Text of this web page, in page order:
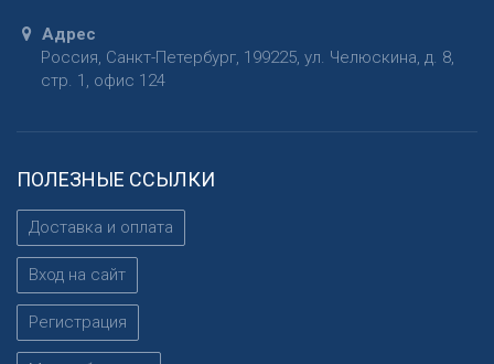
Адрес
Россия Санкт-Петербург 199225 ул. Челюскина, д. 8,
стр. 1, офис 124
ПОЛЕЗНЫЕ ССЫЛКИ
Доставка и оплата
Вход на сайт
Регистрация